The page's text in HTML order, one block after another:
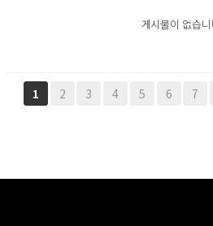
게시물이 없습
1 2 3 4 5 6 7